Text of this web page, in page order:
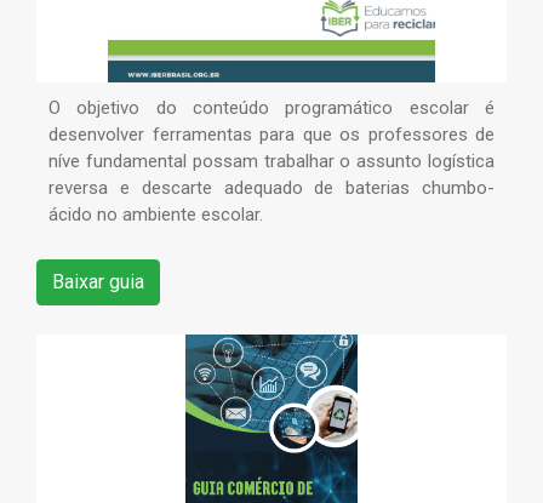
O objetivo do conteúdo programático escolar é
desenvolver ferramentas para que os professores de
níve fundamental possam trabalhar o assunto logística
reversa e descarte adequado de baterias chumbo-
ácido no ambiente escolar.
Baixar guia